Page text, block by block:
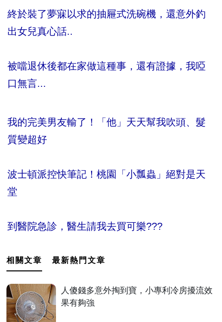
終於裝了夢寐以求的抽屜式洗碗機，還意外釣
出女兒真心話..
被噹退休後都在家做這種事，還有證據，我啞
口無言...
我的完美男友輸了！「他」天天幫我吹頭、髮
質變超好
波士頓派控快筆記！桃園「小瓢蟲」絕對是天
堂
到醫院急診，醫生請我去買可樂???
相關文章 最新熱門文章
人傻錢多意外掏到寶，小專利冷房擾流效
果有夠強